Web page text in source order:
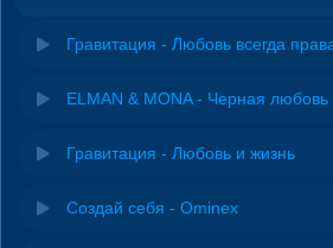
Гравитация - Любовь всегда
ELMAN & MONA - Черная любовь
Гравитация - Любовь и жизнь
Создай себя - Ominex